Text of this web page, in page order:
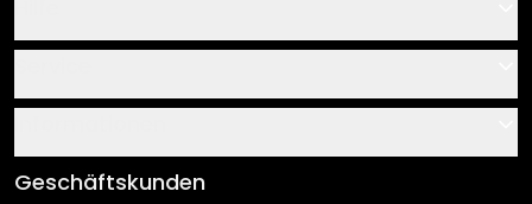
Über uns
Klebe- und Montageanleitungen
AGB
Geschäftskunden